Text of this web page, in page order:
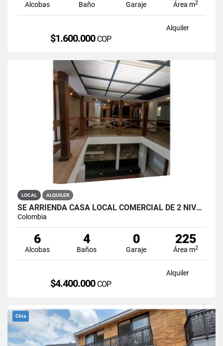
Alcobas Baño Garaje Área m2
Alquiler
$1.600.000 COP
LOCAL ALQUILER
SE ARRIENDA CASA LOCAL COMERCIAL DE 2 NIVELES EN LA CANDELARIA
Colombia
6
Alcobas
4
Baños
0
Garaje
225
Área m2
Alquiler
$4.400.000 COP
Chia